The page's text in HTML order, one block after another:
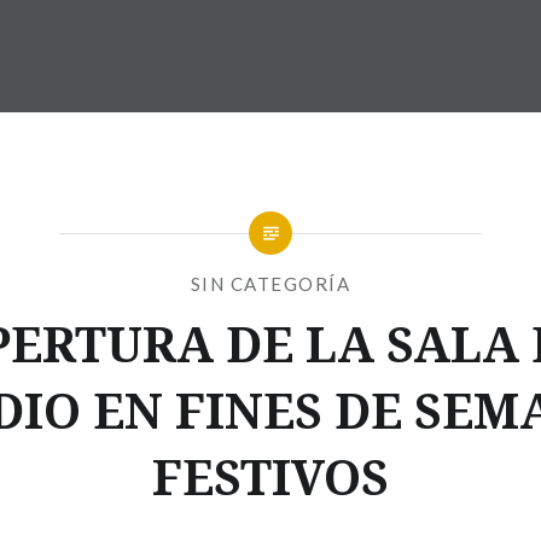
SIN CATEGORÍA
DE LA SALA
EN FINES DE
FESTIVOS